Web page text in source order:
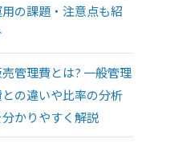
用の課題・注意点も紹
売管理費とは? 一般管理
の違いや比率の分析
分かりやすく解説